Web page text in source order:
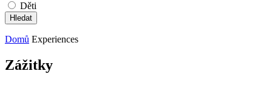
Děti
Domů Experiences
Zážitky